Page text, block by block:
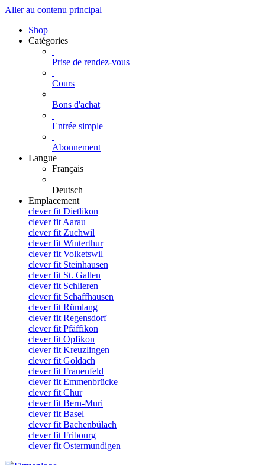
Aller au contenu principal
Shop
Catégories
Prise de rendez-vous
Cours
Bons d'achat
Entrée simple
Abonnement
Langue
Français
Deutsch
Emplacement
clever fit Dietlikon
clever fit Aarau
clever fit Zuchwil
clever fit Winterthur
clever fit Volketswil
clever fit Steinhausen
clever fit St. Gallen
clever fit Schlieren
clever fit Schaffhausen
clever fit Rümlang
clever fit Regensdorf
clever fit Pfäffikon
clever fit Opfikon
clever fit Kreuzlingen
clever fit Goldach
clever fit Frauenfeld
clever fit Emmenbrücke
clever fit Chur
clever fit Bern-Muri
clever fit Basel
clever fit Bachenbülach
clever fit Fribourg
clever fit Ostermundigen